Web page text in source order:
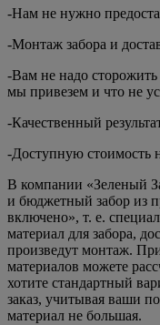
-Нам не нужно
-Монтаж забора и
-Вам не надо
мы привезем и что не
-Качественный
-Доступную стоимость
В компании «Зеленый
и бюджетный забор из
включено», т. е.
материал для забора,
произведут монтаж.
материалов можете
хотите стандартный
заказ, учитывая ваши
материал не большая.